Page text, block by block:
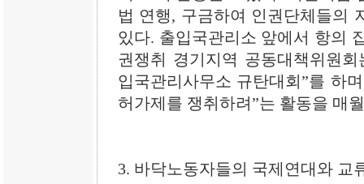
법 연행, 구금하여 인권단체들의
있다. 출입국관리소 앞에서 항의
권쟁취 경기지역 공동대책위원
입국관리사무소 규탄대회”를 하
허가제를 쟁취하려”는 활동을 매
3. 바닥노동자들의 국제연대와 교